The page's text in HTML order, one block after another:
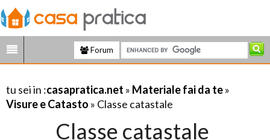
Forum
tu sei in :casapratica.net » Materiale fai da te»
Visure e Catasto » Classe catastale
Classe catastale